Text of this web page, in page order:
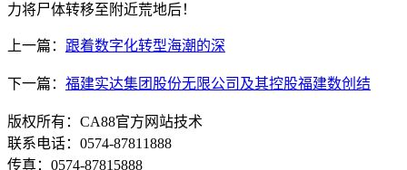
力将尸体转移至附近荒地后！
上一篇： 跟着数字化转型海潮的深
下一篇： 福建实达集团股份无限公司及其控股福建数创结
版权所有：CA88官方网站技术
联系电话：0574-87811888
传真：0574-87815888